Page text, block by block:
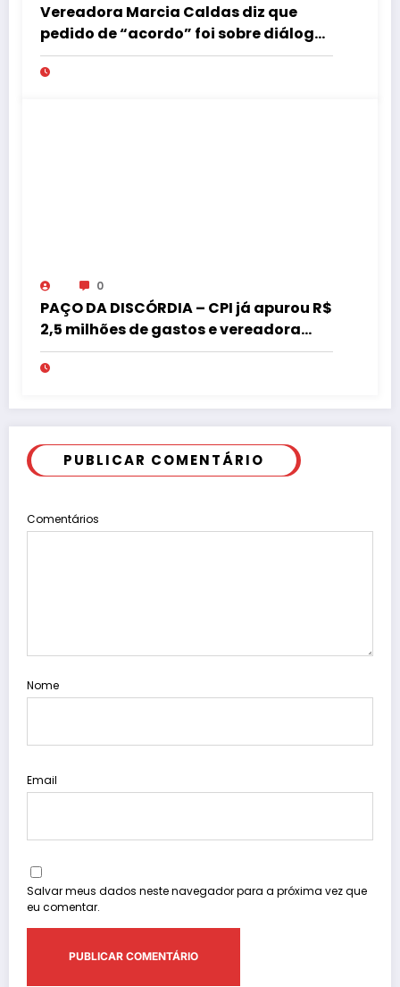
Vereadora Marcia Caldas diz que
pedido de “acordo” foi sobre diálogo
institucional
0
PAÇO DA DISCÓRDIA – CPI já apurou R$
2,5 milhões de gastos e vereadora
pede “acordo” para aprovar R$ 9,5
milhões
PUBLICAR COMENTÁRIO
Comentários
Nome
Email
Salvar meus dados neste navegador para a próxima vez que
eu comentar.